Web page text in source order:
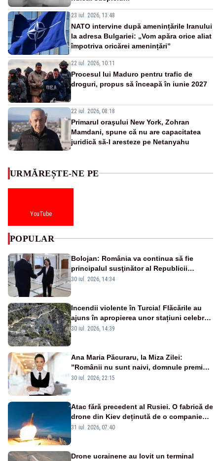
23 iul. 2026, 13:48
NATO intervine după amenințările Iranului
la adresa Bulgariei: „Vom apăra orice aliat
împotriva oricărei amenințări”
22 iul. 2026, 10:11
Procesul lui Maduro pentru trafic de
droguri, propus să înceapă în iunie 2027
22 iul. 2026, 08:18
Primarul oraşului New York, Zohran
Mamdani, spune că nu are capacitatea
juridică să-l aresteze pe Netanyahu
URMĂREȘTE-NE PE
YouTube
POPULAR
Bolojan: România va continua să fie
principalul susţinător al Republicii
Moldova la nivelul Uniunii Europene
30 iul. 2026, 14:34
Incendii violente în Turcia! Flăcările au
ajuns în apropierea unor stațiuni celebre:
sute de persoane, evacuate
30 iul. 2026, 14:39
Ana Maria Păcuraru, la Miza Zilei:
”Românii nu sunt naivi, domnule premier
Bolojan”
30 iul. 2026, 22:15
Atac fără precedent al Rusiei. O fabrică de
drone din Kiev deținută de o companie
americană, distrusă de o rachetă
31 iul. 2026, 07:40
Drone ucrainene au lovit un terminal